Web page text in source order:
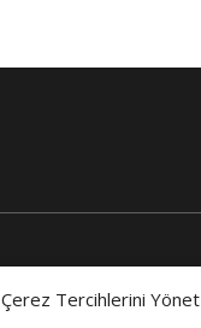
Çerez Tercihlerini Yönet